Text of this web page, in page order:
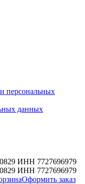
персональных
данных
ИНН 7727696979
ИНН 7727696979
Оформить заказ